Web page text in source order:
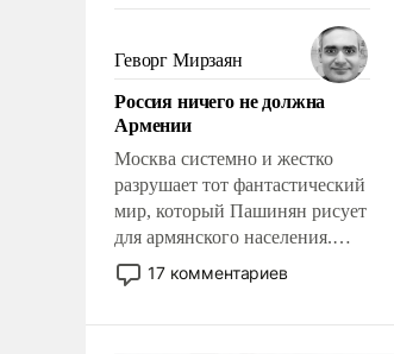
Сложившаяся ситуация
означает многолетний период
уязвимости США, например,
перед Китаем.
Геворг Мирзаян
Россия ничего не должна
Армении
Москва системно и жестко
разрушает тот фантастический
мир, который Пашинян рисует
для армянского населения.
Мир, где политические
прожекты будут безусловно
17 комментариев